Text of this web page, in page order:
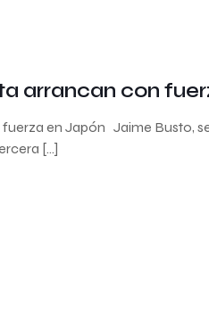
arrancan con
en Japón Jaime Busto,
[…]